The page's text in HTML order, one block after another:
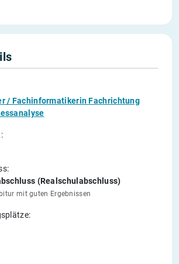
/ Fachinformatikerin Fachrichtung
(Realschulabschluss)
mit guten Ergebnissen